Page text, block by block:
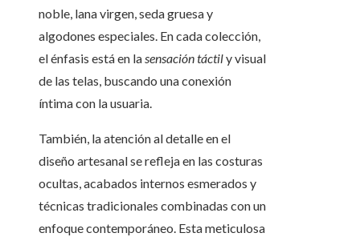
noble, lana virgen, seda gruesa y
algodones especiales. En cada colección,
el énfasis está en lasensación táctily visual
de las telas, buscando una conexión
íntima con la usuaria.
También, la atención al detalle en el
diseño artesanal se refleja en las costuras
ocultas, acabados internos esmerados y
técnicas tradicionales combinadas con un
enfoque contemporáneo. Esta meticulosa